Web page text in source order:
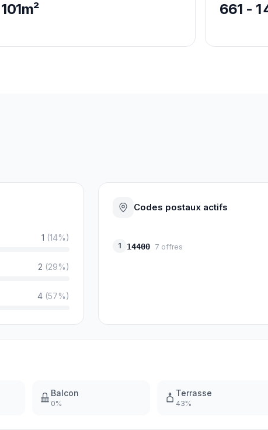
101m² 661 - 1
1 (14%)
2 (29%)
4 (57%)
Codes postaux actifs
1 14400 7 offres
Balcon
0%
Terrasse
43%